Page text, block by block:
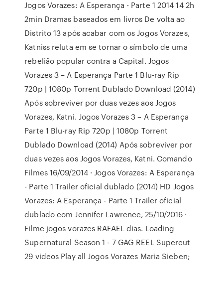
Jogos Vorazes: A Esperança - Parte 1 2014 14 2h
2min Dramas baseados em livros De volta ao
Distrito 13 após acabar com os Jogos Vorazes,
Katniss reluta em se tornar o símbolo de uma
rebelião popular contra a Capital. Jogos
Vorazes 3 – A Esperança Parte 1 Blu-ray Rip
720p | 1080p Torrent Dublado Download (2014)
Após sobreviver por duas vezes aos Jogos
Vorazes, Katni. Jogos Vorazes 3 – A Esperança
Parte 1 Blu-ray Rip 720p | 1080p Torrent
Dublado Download (2014) Após sobreviver por
duas vezes aos Jogos Vorazes, Katni. Comando
Filmes 16/09/2014 · Jogos Vorazes: A Esperança
- Parte 1 Trailer oficial dublado (2014) HD Jogos
Vorazes: A Esperança - Parte 1 Trailer oficial
dublado com Jennifer Lawrence, 25/10/2016 ·
Filme jogos vorazes RAFAEL dias. Loading
Supernatural Season 1 - 7 GAG REEL Supercut
29 videos Play all Jogos Vorazes Maria Sieben;